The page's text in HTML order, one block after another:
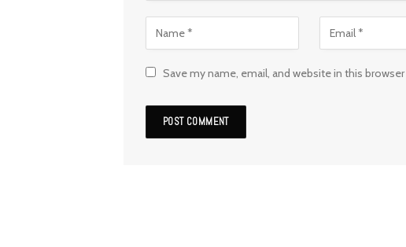
Save my name, email, and website in this